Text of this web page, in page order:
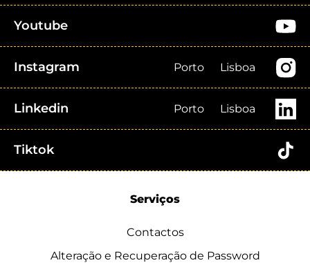
Youtube
Instagram Porto Lisboa
Linkedin Porto Lisboa
Tiktok
Serviços
Contactos
Alteração e Recuperação de Password